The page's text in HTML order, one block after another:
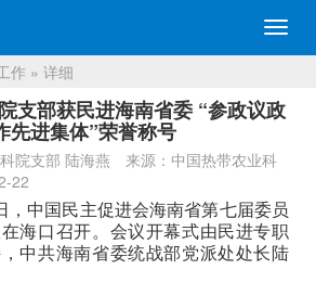
切
换
作 » 详细
支部获民进海南省委 “参政议政
先进集体”荣誉称号
院支部 陆海燕
来源：中国热带农业科
22
中国民主促进会海南省第七届委员
海口召开。会议开幕式由民进专职
中共海南省委统战部党派处处长陆